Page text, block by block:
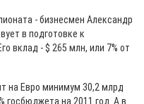
- бизнесмен Александр
в подготовке к
вклад - $ 265 млн, или 7% от
на Евро минимум 30,2 млрд
госбюджета на 2011 год. А в